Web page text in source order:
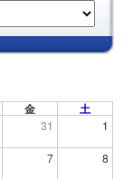
金 土
31 1
7 8